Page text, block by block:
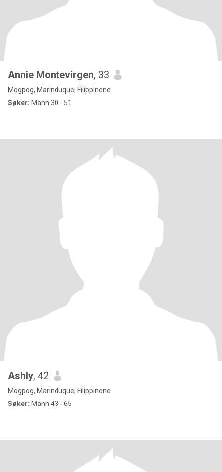
Annie Montevirgen, 33
Mogpog, Marinduque, Filippinene
Søker: Mann 30 - 51
Ashly, 42
Mogpog, Marinduque, Filippinene
Søker: Mann 43 - 65